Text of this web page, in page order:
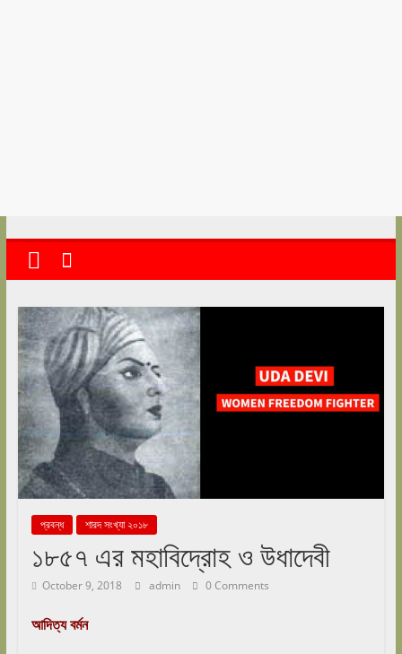
প্রবন্ধ শারদ সংখ্যা ২০১৮
১৮৫৭ এর মহাবিদ্রোহ ও উধাদেবী
October 9, 2018 admin 0 Comments
আদিত্য বর্মন